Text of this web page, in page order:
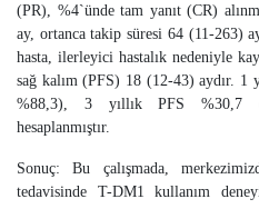
(PR), %4`ünde tam yanıt (CR)
ay, ortanca takip süresi 64 (11-263)
hasta, ilerleyici hastalık nedeniyle
sağ kalım (PFS) 18 (12-43) aydır.
%88,3), 3 yıllık PFS %30,7
hesaplanmıştır.
Sonuç: Bu çalışmada,
tedavisinde T-DM1 kullanım